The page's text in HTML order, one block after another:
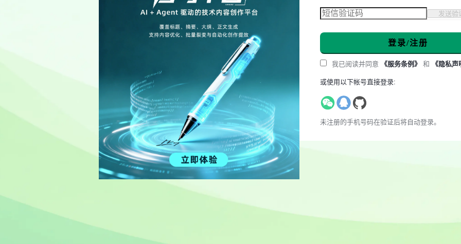
发送验
登录/注册
我已阅读并同意 《服务条例》 和 《隐私声
或使用以下帐号直接登录:
未注册的手机号码在验证后将自动登录。